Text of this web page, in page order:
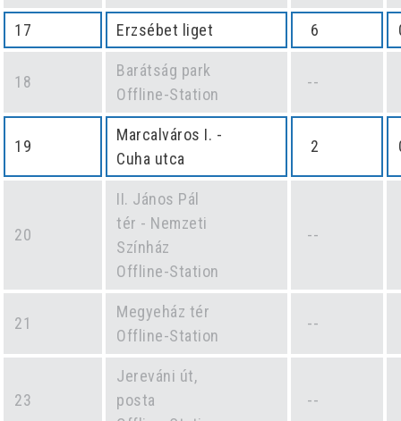
17 Erzsébet liget 6
18
Barátság park
Offline-Station
--
19
Marcalváros I. -
Cuha utca
2
20
II. János Pál
tér - Nemzeti
Színház
Offline-Station
--
21
Megyeház tér
Offline-Station
--
23
Jereváni út,
posta
--